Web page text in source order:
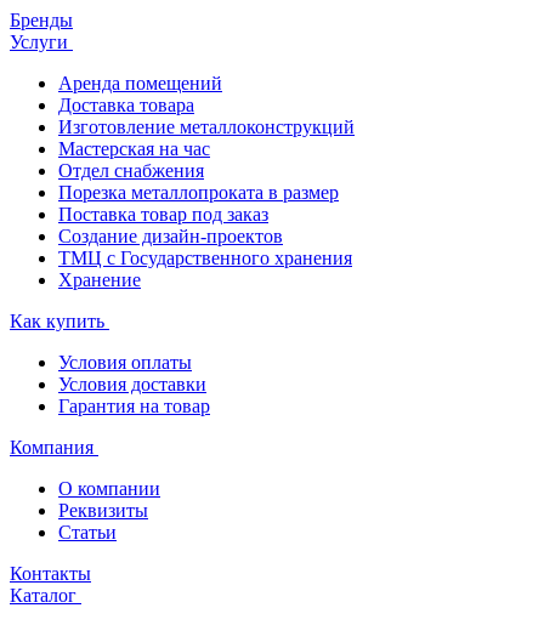
Бренды
Услуги
Аренда помещений
Доставка товара
Изготовление металлоконструкций
Мастерская на час
Отдел снабжения
Порезка металлопроката в размер
Поставка товар под заказ
Создание дизайн-проектов
ТМЦ с Государственного хранения
Хранение
Как купить
Условия оплаты
Условия доставки
Гарантия на товар
Компания
О компании
Реквизиты
Статьи
Контакты
Каталог